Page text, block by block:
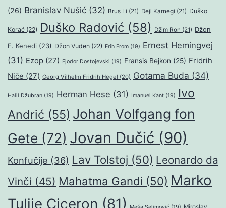
(26) Branislav Nušić (32) Brus Li (21) Dejl Karnegi (21) Duško
Korać (22) Duško Radović (58) Džim Ron (21) Džon
F. Kenedi (23) Džon Vuden (22) Erih From (19) Ernest Hemingvej
(31) Ezop (27) Fjodor Dostojevski (19) Fransis Bejkon (25) Fridrih
Niče (27) Georg Vilhelm Fridrih Hegel (20) Gotama Buda (34)
Halil Džubran (19) Herman Hese (31) Imanuel Kant (19)
Ivo
Andrić (55) Johan Volfgang fon
Gete (72) Jovan Dučić (90)
Konfučije (36) Lav Tolstoj (50) Leonardo da
Vinči (45) Mahatma Gandi (50) Marko
Tulije Ciceron (81)